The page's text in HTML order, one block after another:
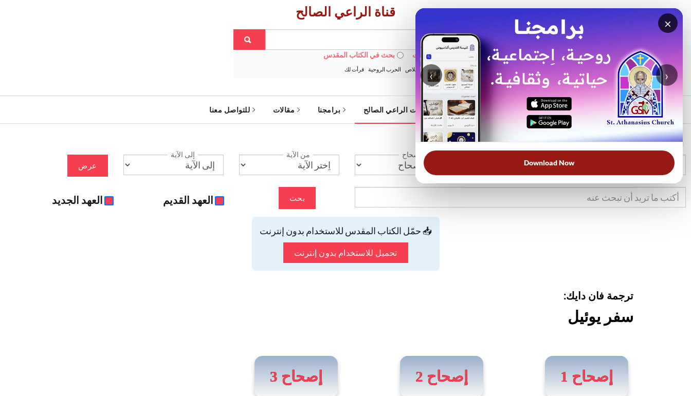
×
‹ ›
Download Now
قناة الراعي الصالح
بحث في الويبسايت بحث في الكتاب المقدس
الأكثر بحثًا: خبزنا اليومي الخلاص الحرب الروحية قرأت لك
الرئيسية خدمات الراعي الصالح برامجنا مقالات للتواصل معنا
الرئيسية
الإصحاح من الآية إلى الآية
عرض
بحث العهد القديم العهد الجديد
📥 حمّل الكتاب المقدس للاستخدام بدون إنترنت
تحميل للاستخدام بدون إنترنت
ترجمة فان دايك:
سفر يوئيل
إصحاح 1 إصحاح 2 إصحاح 3